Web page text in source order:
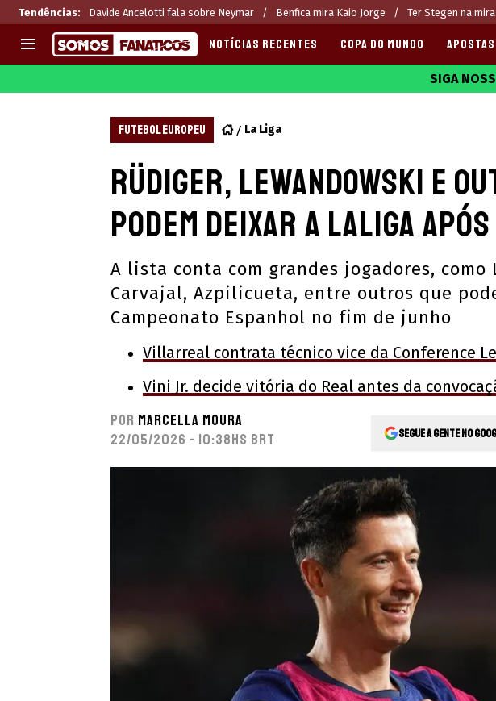
Tendências: Davide Ancelotti fala sobre Neymar Benfica mira Kaio Jorge Ter Stegen na
CHAMPIONS LEAGUE
PREMIER LEAGUE
LIGA PORTUGUESA
EUROPA LEAGUE
Melhores sites de apostas 2025
Últimas
CASAS DE APOSTAS
CÓDIGOS e OFERTAS
APPS
NOTÍCIAS RECENTES COPA DO MUNDO APOSTAS
SIGA
FUTEBOL EUROPEU La Liga
Rüdiger, Lewandowski e
podem deixar a LaLiga
A lista conta com grandes jogadores, como
Carvajal, Azpilicueta, entre outros que
Campeonato Espanhol no fim de junho
Villarreal contrata técnico vice da Conference
Vini Jr. decide vitória do Real antes da
Por Marcella Moura
22/05/2026 - 10:38hs BRT
Segue a gente no